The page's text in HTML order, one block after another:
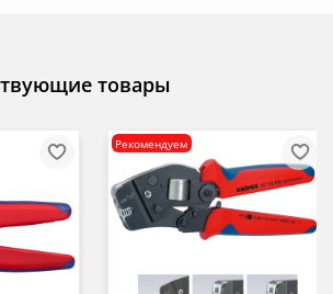
товары
Рекомендуем